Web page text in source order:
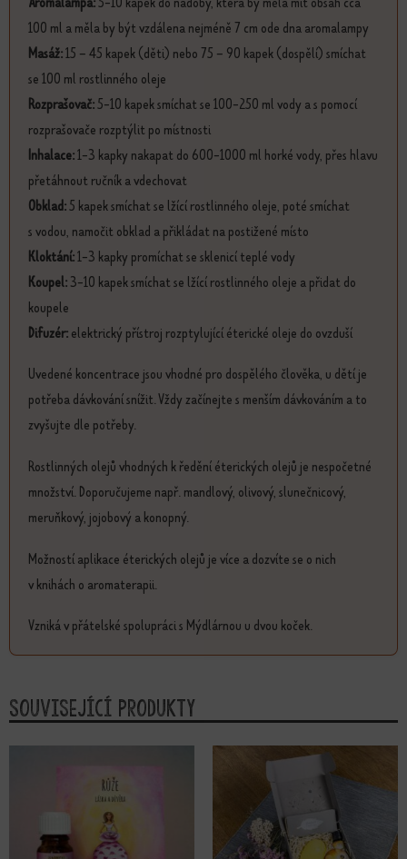
100 ml a měla by být vzdálena nejméně 7 cm ode dna aromalampy
Masáž:15 – 45 kapek (děti) nebo 75 – 90 kapek (dospělí) smíchat
se 100 ml rostlinného oleje
Rozprašovač:5-10 kapek smíchat se 100-250 ml vody a s pomocí
rozprašovače rozptýlit po místnosti
Inhalace:1-3 kapky nakapat do 600-1000 ml horké vody, přes hlavu
přetáhnout ručník a vdechovat
Obklad:5 kapek smíchat se lžící rostlinného oleje, poté smíchat
s vodou, namočit obklad a přikládat na postižené místo
Kloktání:1-3 kapky promíchat se sklenicí teplé vody
Koupel:3-10 kapek smíchat se lžící rostlinného oleje a přidat do
koupele
Difuzér:elektrický přístroj rozptylující éterické oleje do ovzduší
Uvedené koncentrace jsou vhodné pro dospělého člověka, u dětí je
potřeba dávkování snížit. Vždy začínejte s menším dávkováním a to
zvyšujte dle potřeby.
Rostlinných olejů vhodných k ředění éterických olejů je nespočetné
množství. Doporučujeme např. mandlový, olivový, slunečnicový,
meruňkový, jojobový a konopný.
Možností aplikace éterických olejů je více a dozvíte se o nich
v knihách o aromaterapii.
Vzniká v přátelské spolupráci s Mýdlárnou u dvou koček.
Související produkty